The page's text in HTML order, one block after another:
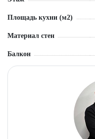
Площадь кухни (м2)
Материал стен
Балкон